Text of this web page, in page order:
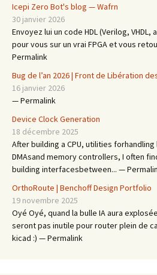
Icepi Zero Bot's blog — Wafrn
30 janvier 2026
Envoyez lui un code HDL (Verilog,
pour vous sur un vrai FPGA et vous
Permalink
Bug de l’an 2026 | Front de Libération
16 janvier 2026
— Permalink
Device Clock Generation
18 décembre 2025
After building a CPU, utilities
DMAsand memory controllers, I often
building interfacesbetween... —
OrthoRoute | Benchoff Design Portfolio
19 novembre 2025
Oyé Oyé, quand la bulle IA aura
seront pas inutile pour router plein de
kicad :) — Permalink